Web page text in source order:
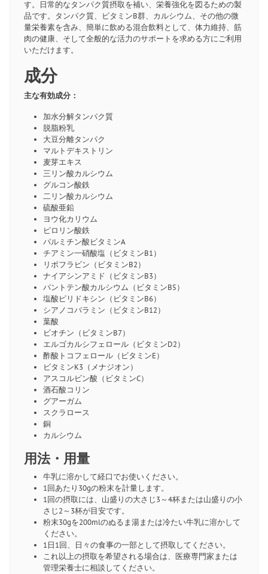
す。日常的なタンパク質摂取を補い、栄養強化を図るための製
品です。タンパク質、ビタミンB群、カルシウム、その他の微
量栄養素を含み、簡単に飲める混合飲料として、体力維持、筋
肉の健康、そして全般的な活力のサポートを求める方にご利用
いただけます。
成分
主な有効成分：
加水分解タンパク質
脱脂粉乳
大豆分離タンパク
マルトデキストリン
麦芽エキス
三リン酸カルシウム
グルコン酸鉄
二リン酸カルシウム
硫酸亜鉛
ヨウ化カリウム
ピロリン酸鉄
パルミチン酸ビタミンA
チアミン一硝酸塩（ビタミンB1）
リボフラビン（ビタミンB2）
ナイアシンアミド（ビタミンB3）
パントテン酸カルシウム（ビタミンB5）
塩酸ピリドキシン（ビタミンB6）
シアノコバラミン（ビタミンB12）
葉酸
ビオチン（ビタミンB7）
エルゴカルシフェロール（ビタミンD2）
酢酸トコフェロール（ビタミンE）
ビタミンK3（メナジオン）
アスコルビン酸（ビタミンC）
酒石酸コリン
グアーガム
スクラロース
銅
カルシウム
用法・用量
牛乳に溶かして経口でお使いください。
1回あたり30gの粉末を計量します。
1回の摂取には、山盛りの大さじ3～4杯または山盛りの小
さじ2～3杯が目安です。
粉末30gを200mlのぬるま湯または冷たい牛乳に溶かして
ください。
1日1回、日々の食事の一部として摂取してください。
これ以上の摂取を希望される場合は、医療専門家または
管理栄養士に相談してください。